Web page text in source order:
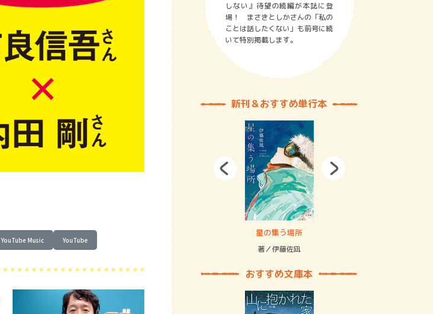
YouTube Music YouTube
しない』待望の続編が本誌に登
場！ まさきとしかさんの「私の
ことは話したくない」も前号に続
いて特別掲載します。
新刊＆おすすめ単行本
賞金稼ぎスリーサム！ 二重拘束の… 星の集う場所
著／伊藤佐凪
おすすめ文庫本